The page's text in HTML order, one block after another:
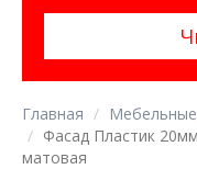
Главная
Фасад Пластик
матовая